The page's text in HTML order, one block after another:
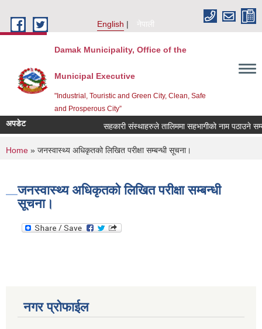
English
नेपाली
Damak Municipality, Office of the
Municipal Executive
"Industrial, Touristic and Green City, Clean, Safe
and Prosperous City”
अपडेट सहकारी संस्थाहरुले तालिममा सहभागीको नाम पठाउने
You are here
Home » जनस्वास्थ्य अधिकृतको लिखित परीक्षा सम्बन्धी सूचना।
जनस्वास्थ्य अधिकृतको लिखित परीक्षा सम्बन्धी
सूचना।
नगर प्रोफाईल